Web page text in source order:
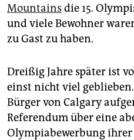
Mountains die 15.
und viele Bewohner
zu Gast zu haben.
Dreißig Jahre später ist
einst nicht viel
Bürger von Calgary
Referendum über eine
Olympiabewerbung ihrer